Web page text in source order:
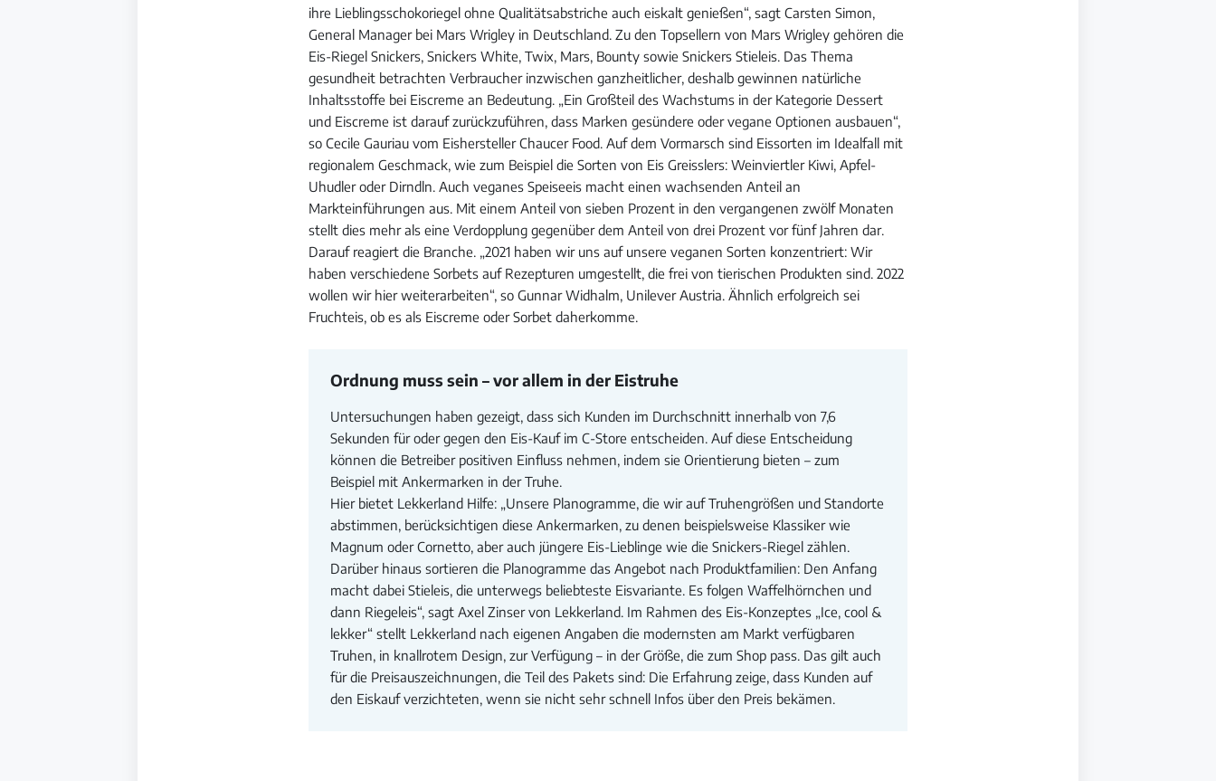
ihre Lieblingsschokoriegel ohne Qualitätsabstriche auch eiskalt genießen“, sagt Carsten Simon,
General Manager bei Mars Wrigley in Deutschland. Zu den Topsellern von Mars Wrigley gehören die
Eis-Riegel Snickers, Snickers White, Twix, Mars, Bounty sowie Snickers Stieleis. Das Thema
gesundheit betrachten Verbraucher inzwischen ganzheitlicher, deshalb gewinnen natürliche
Inhaltsstoffe bei Eiscreme an Bedeutung. „Ein Großteil des Wachstums in der Kategorie Dessert
und Eiscreme ist darauf zurückzuführen, dass Marken gesündere oder vegane Optionen ausbauen“,
so Cecile Gauriau vom Eishersteller Chaucer Food. Auf dem Vormarsch sind Eissorten im Idealfall mit
regionalem Geschmack, wie zum Beispiel die Sorten von Eis Greisslers: Weinviertler Kiwi, Apfel-
Uhudler oder Dirndln. Auch veganes Speiseeis macht einen wachsenden Anteil an
Markteinführungen aus. Mit einem Anteil von sieben Prozent in den vergangenen zwölf Monaten
stellt dies mehr als eine Verdopplung gegenüber dem Anteil von drei Prozent vor fünf Jahren dar.
Darauf reagiert die Branche. „2021 haben wir uns auf unsere veganen Sorten konzentriert: Wir
haben verschiedene Sorbets auf Rezepturen umgestellt, die frei von tierischen Produkten sind. 2022
wollen wir hier weiterarbeiten“, so Gunnar Widhalm, Unilever Austria. Ähnlich erfolgreich sei
Fruchteis, ob es als Eiscreme oder Sorbet daherkomme.
Ordnung muss sein – vor allem in der Eistruhe
Untersuchungen haben gezeigt, dass sich Kunden im Durchschnitt innerhalb von 7,6
Sekunden für oder gegen den Eis-Kauf im C-Store entscheiden. Auf diese Entscheidung
können die Betreiber positiven Einfluss nehmen, indem sie Orientierung bieten – zum
Beispiel mit Ankermarken in der Truhe.
Hier bietet Lekkerland Hilfe: „Unsere Planogramme, die wir auf Truhengrößen und Standorte
abstimmen, berücksichtigen diese Ankermarken, zu denen beispielsweise Klassiker wie
Magnum oder Cornetto, aber auch jüngere Eis-Lieblinge wie die Snickers-Riegel zählen.
Darüber hinaus sortieren die Planogramme das Angebot nach Produktfamilien: Den Anfang
macht dabei Stieleis, die unterwegs beliebteste Eisvariante. Es folgen Waffelhörnchen und
dann Riegeleis“, sagt Axel Zinser von Lekkerland. Im Rahmen des Eis-Konzeptes „Ice, cool &
lekker“ stellt Lekkerland nach eigenen Angaben die modernsten am Markt verfügbaren
Truhen, in knallrotem Design, zur Verfügung – in der Größe, die zum Shop pass. Das gilt auch
für die Preisauszeichnungen, die Teil des Pakets sind: Die Erfahrung zeige, dass Kunden auf
den Eiskauf verzichteten, wenn sie nicht sehr schnell Infos über den Preis bekämen.